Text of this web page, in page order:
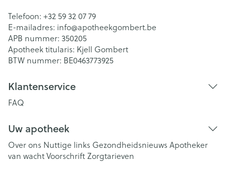
Telefoon: +32 59 32 07 79
E-mailadres: info@apotheekgombert.be
APB nummer: 350205
Apotheek titularis: Kjell Gombert
BTW nummer: BE0463773925
Klantenservice
FAQ
Uw apotheek
Over ons Nuttige links Gezondheidsnieuws Apotheker
van wachtVoorschriftZorgtarieven